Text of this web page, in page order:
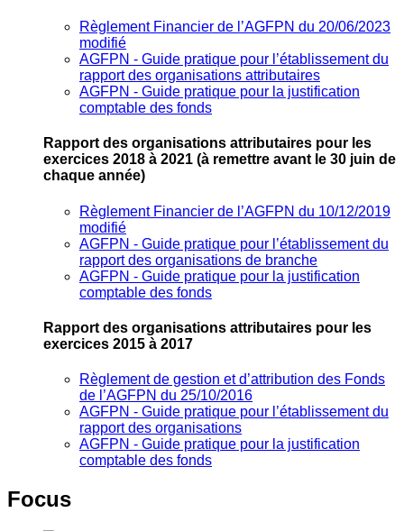
Règlement Financier de l’AGFPN du 20/06/2023
modifié
AGFPN ‐ Guide pratique pour l’établissement du
rapport des organisations attributaires
AGFPN ‐ Guide pratique pour la justification
comptable des fonds
Rapport des organisations attributaires pour les
exercices 2018 à 2021 (à remettre avant le 30 juin de
chaque année)
Règlement Financier de l’AGFPN du 10/12/2019
modifié
AGFPN ‐ Guide pratique pour l’établissement du
rapport des organisations de branche
AGFPN ‐ Guide pratique pour la justification
comptable des fonds
Rapport des organisations attributaires pour les
exercices 2015 à 2017
Règlement de gestion et d’attribution des Fonds
de l’AGFPN du 25/10/2016
AGFPN ‐ Guide pratique pour l’établissement du
rapport des organisations
AGFPN ‐ Guide pratique pour la justification
comptable des fonds
Focus